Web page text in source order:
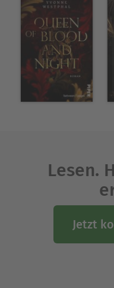
Lesen.
Jetzt